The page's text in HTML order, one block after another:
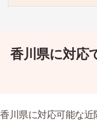
香川県に対応
香川県に対応可能な近